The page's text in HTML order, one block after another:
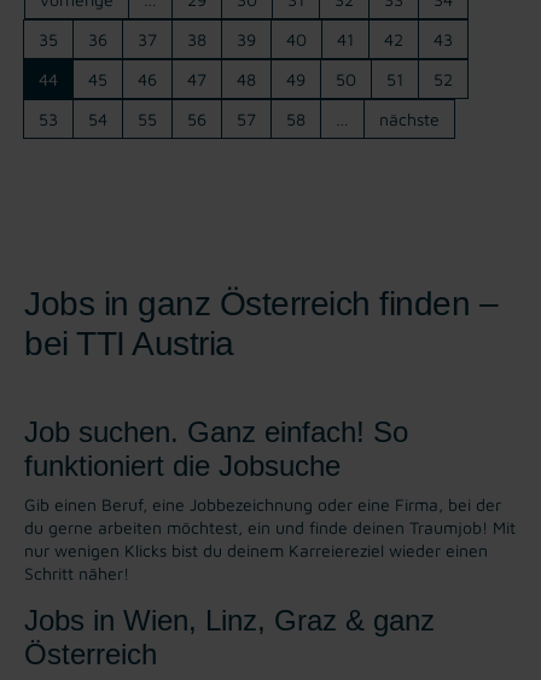
35
36 37 38 39 40 41 42
43
44
45 46 47 48 49 50 51
52
53
54 55 56 57 58 nächste
Jobs in ganz Österreich finden –
bei TTI Austria
Job suchen. Ganz einfach! So
funktioniert die Jobsuche
Gib einen Beruf, eine Jobbezeichnung oder eine Firma, bei der
du gerne arbeiten möchtest, ein und finde deinen Traumjob! Mit
nur wenigen Klicks bist du deinem Karreiereziel wieder einen
Schritt näher!
Jobs in Wien, Linz, Graz & ganz
Österreich